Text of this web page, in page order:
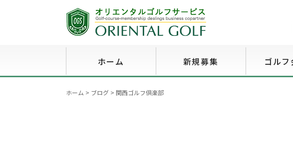
ホーム 新規募集 ゴル
至急買い
ホーム > ブログ > 関西ゴルフ倶楽部